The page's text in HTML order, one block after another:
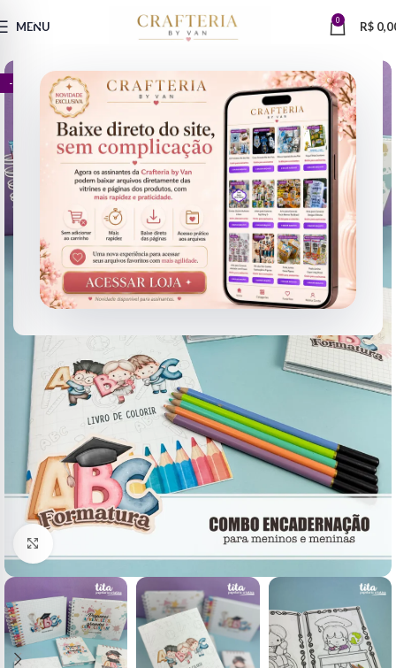
MENU 0 R$
- 91%